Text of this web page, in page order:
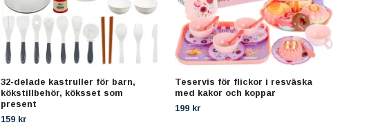
32-delade kastruller för barn,
kökstillbehör, köksset som
present
159 kr
Teservis för flickor i resväska
med kakor och koppar
199 kr